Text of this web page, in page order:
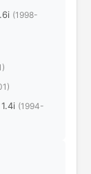
(1998-
(1994-